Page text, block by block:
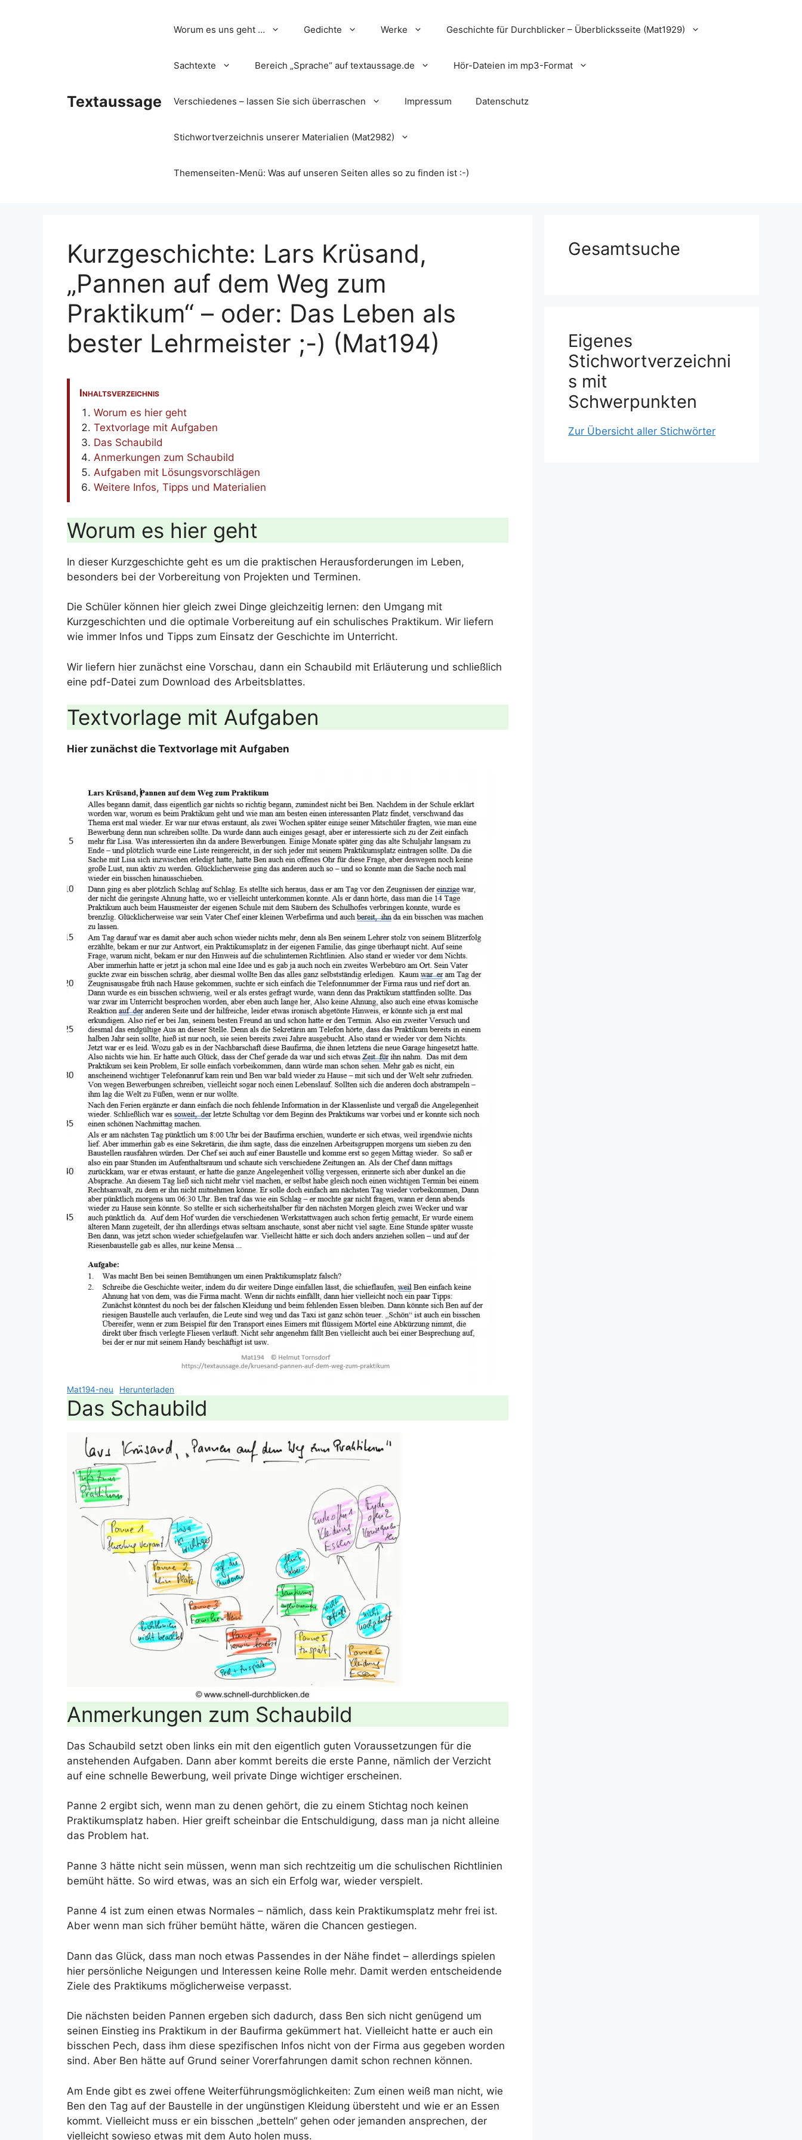
Textaussage
Worum es uns geht … Gedichte Werke Geschichte für Durchblicker – Überblicksseite (Mat1929)
Sachtexte Bereich „Sprache“ auf textaussage.de Hör-Dateien im mp3-Format
Verschiedenes – lassen Sie sich überraschen Impressum Datenschutz
Stichwortverzeichnis unserer Materialien (Mat2982)
Themenseiten-Menü: Was auf unseren Seiten alles so zu finden ist :-)
Kurzgeschichte: Lars Krüsand,
„Pannen auf dem Weg zum
Praktikum“ – oder: Das Leben als
bester Lehrmeister ;-) (Mat194)
Inhaltsverzeichnis
Worum es hier geht
Textvorlage mit Aufgaben
Das Schaubild
Anmerkungen zum Schaubild
Aufgaben mit Lösungsvorschlägen
Weitere Infos, Tipps und Materialien
Worum es hier geht
In dieser Kurzgeschichte geht es um die praktischen Herausforderungen im Leben,
besonders bei der Vorbereitung von Projekten und Terminen.
Die Schüler können hier gleich zwei Dinge gleichzeitig lernen: den Umgang mit
Kurzgeschichten und die optimale Vorbereitung auf ein schulisches Praktikum. Wir liefern
wie immer Infos und Tipps zum Einsatz der Geschichte im Unterricht.
Wir liefern hier zunächst eine Vorschau, dann ein Schaubild mit Erläuterung und schließlich
eine pdf-Datei zum Download des Arbeitsblattes.
Textvorlage mit Aufgaben
Hier zunächst die Textvorlage mit Aufgaben
Mat194-neu Herunterladen
Das Schaubild
Anmerkungen zum Schaubild
Das Schaubild setzt oben links ein mit den eigentlich guten Voraussetzungen für die
anstehenden Aufgaben. Dann aber kommt bereits die erste Panne, nämlich der Verzicht
auf eine schnelle Bewerbung, weil private Dinge wichtiger erscheinen.
Panne 2 ergibt sich, wenn man zu denen gehört, die zu einem Stichtag noch keinen
Praktikumsplatz haben. Hier greift scheinbar die Entschuldigung, dass man ja nicht alleine
das Problem hat.
Panne 3 hätte nicht sein müssen, wenn man sich rechtzeitig um die schulischen Richtlinien
bemüht hätte. So wird etwas, was an sich ein Erfolg war, wieder verspielt.
Panne 4 ist zum einen etwas Normales – nämlich, dass kein Praktikumsplatz mehr frei ist.
Aber wenn man sich früher bemüht hätte, wären die Chancen gestiegen.
Dann das Glück, dass man noch etwas Passendes in der Nähe findet – allerdings spielen
hier persönliche Neigungen und Interessen keine Rolle mehr. Damit werden entscheidende
Ziele des Praktikums möglicherweise verpasst.
Die nächsten beiden Pannen ergeben sich dadurch, dass Ben sich nicht genügend um
seinen Einstieg ins Praktikum in der Baufirma gekümmert hat. Vielleicht hatte er auch ein
bisschen Pech, dass ihm diese spezifischen Infos nicht von der Firma aus gegeben worden
sind. Aber Ben hätte auf Grund seiner Vorerfahrungen damit schon rechnen können.
Am Ende gibt es zwei offene Weiterführungsmöglichkeiten: Zum einen weiß man nicht, wie
Ben den Tag auf der Baustelle in der ungünstigen Kleidung übersteht und wie er an Essen
kommt. Vielleicht muss er ein bisschen „betteln“ gehen oder jemanden ansprechen, der
vielleicht sowieso etwas mit dem Auto holen muss.
Gesamtsuche
Eigenes
Stichwortverzeichni
s mit
Schwerpunkten
Zur Übersicht aller Stichwörter